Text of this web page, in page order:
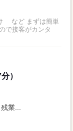
など まずは簡単
）
業...